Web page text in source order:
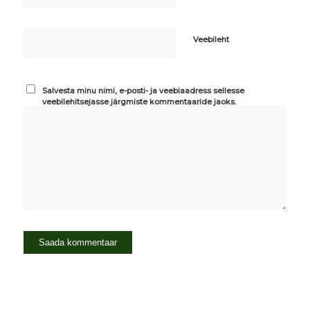
Veebileht
Salvesta minu nimi, e-posti- ja veebiaadress sellesse
veebilehitsejasse järgmiste kommentaaride jaoks.